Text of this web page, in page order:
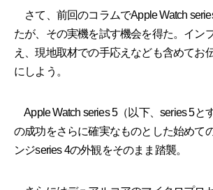
さて、前回のコラムでApple Watch
たが、その実機を試す機会を得た。イン
え、現地取材での手応えなども含めてお
にしよう。
Apple Watch series 5（以下、series 5と
の成功をさらに確実なものとした始めて
ンジseries 4の外観をそのまま踏襲。